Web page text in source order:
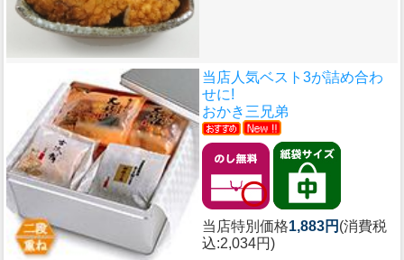
当店人気ベスト3が詰め合わ
せに!
おかき三兄弟
当店特別価格1,883円 (消費税
込:2,034円)